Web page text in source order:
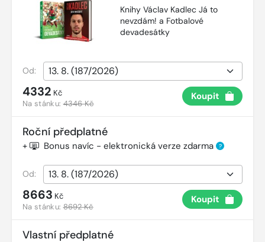
Knihy Václav Kadlec Já to
nevzdám! a Fotbalové
devadesátky
Od:
4332 Kč
Na stánku:4346 Kč
Koupit
Roční předplatné
+ Bonus navíc - elektronická verze zdarma ?
Od:
8663 Kč
Na stánku:8692 Kč
Koupit
Vlastní předplatné